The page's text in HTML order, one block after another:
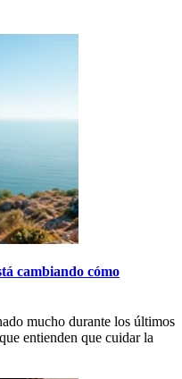
cambiando cómo
mucho durante los últimos
entienden que cuidar la